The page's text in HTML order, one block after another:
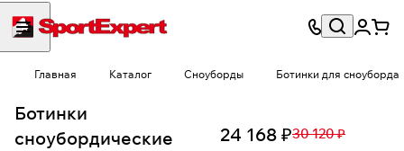
Главная Каталог Сноуборды Ботинки для сноуборда
Ботинки
сноубордические
24 168 ₽30 120 ₽